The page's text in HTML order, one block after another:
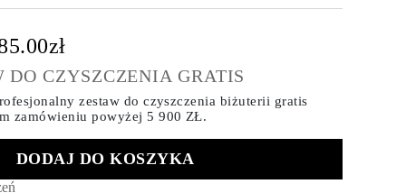
DO CZYSZCZENIA GRATIS
zestaw do czyszczenia biżuterii gratis
zamówieniupowyżej 5 900 ZŁ.
DODAJ DO KOSZYKA